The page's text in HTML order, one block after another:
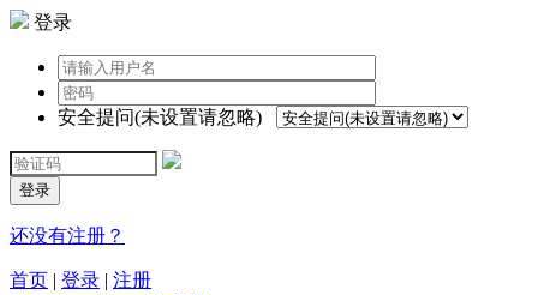
登录
安全提问(未设置请忽略)
登录
还没有注册？
首页 | 登录 | 注册